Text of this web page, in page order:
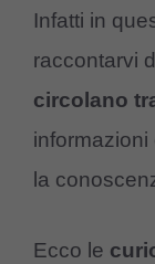
Infatti in
raccontarvi
circolano
la
Ecco le